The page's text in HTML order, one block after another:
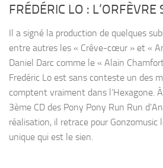
FRÉDÉRIC LO : L’ORFÈVRE
Il a signé la production de quelques
entre autres les « Crêve-cœur » et «
Daniel Darc comme le « Alain
Fredéric Lo est sans conteste un des
comptent vraiment dans l’Hexagone.
3ème CD des Pony Pony Run Run
réalisation, il retrace pour Gonzomusic
unique qui est le sien.